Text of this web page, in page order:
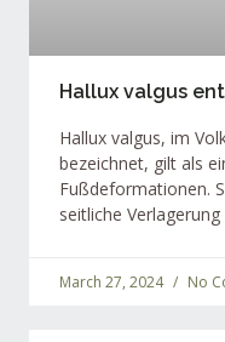
Hallux valgus
Hallux valgus, im
bezeichnet, gilt als
Fußdeformationen.
seitliche
March 27, 2024 No